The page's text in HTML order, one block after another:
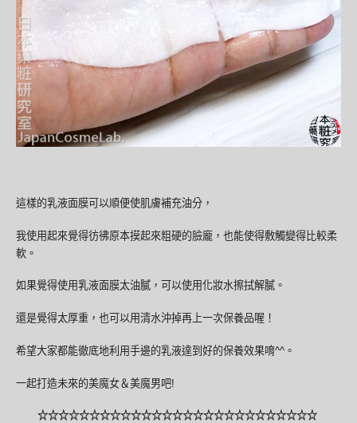
這樣的乳液面膜可以順便使肌膚補充油分，
我使用起來覺得彷彿原本摸起來粗硬的臉龐，也能使得敷觸變得比較柔
軟。
如果覺得使用乳液面膜太油膩，可以使用化妝水擦拭解膩。
還是覺得太厚重，也可以用清水沖掉再上一次保養品喔！
希望大家都能徹底地利用手邊的乳液達到好的保養效果唷^^。
一起打造未來的美魔女＆美魔男吧!
☆☆☆☆☆☆☆☆☆☆☆☆☆☆☆☆☆☆☆☆☆☆☆☆☆☆☆